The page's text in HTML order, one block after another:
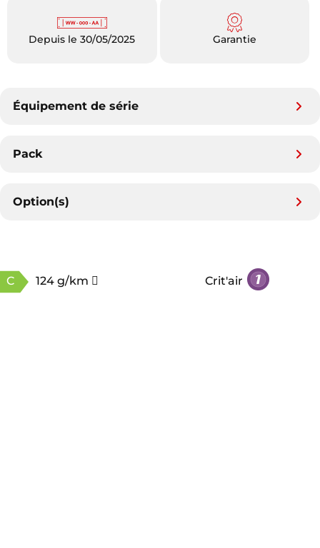
Depuis le 30/05/2025 Garantie
Équipement de série
Pack
Option(s)
C 124 g/km Crit'air